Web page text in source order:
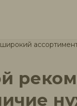
типоразмеры, а